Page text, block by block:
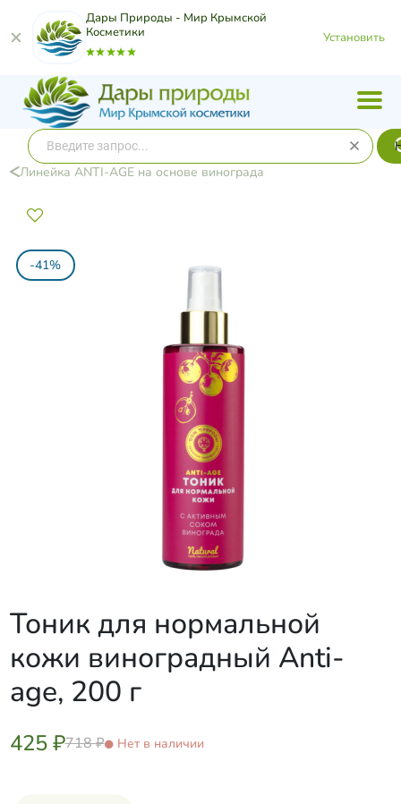
Дары Природы - Мир Крымской
Косметики
Установить
​Линейка ANTI-AGE на основе винограда
-41%
Тоник для нормальной
кожи виноградный Anti-
age, 200 г
425 ₽718 ₽ Нет в наличии